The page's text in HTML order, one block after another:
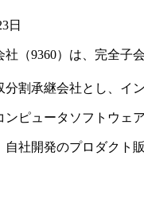
日
社（9360）は、完全子
割承継会社とし、イ
ンピュータソフトウェ
自社開発のプロダクト